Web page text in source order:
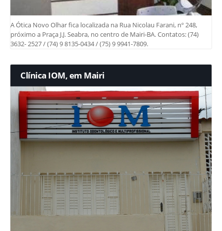
A Ótica Novo Olhar fica localizada na Rua Nicolau Farani, nº 248,
próximo a Praça J.J. Seabra, no centro de Mairi-BA. Contatos: (74)
3632- 2527 / (74) 9 8135-0434 / (75) 9 9941-7809.
Clínica IOM, em Mairi